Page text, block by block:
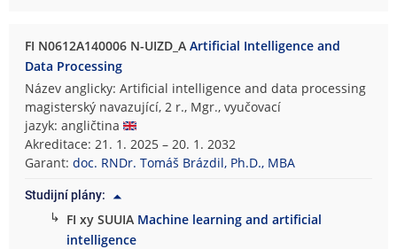
FI N0612A140006 N-UIZD_AArtificial Intelligence and
Data Processing
Název anglicky: Artificial intelligence and data processing
magisterský navazující, 2 r., Mgr., vyučovací
jazyk: angličtina
Akreditace: 21. 1. 2025 – 20. 1. 2032
Garant:doc. RNDr. Tomáš Brázdil, Ph.D., MBA
Studijní plány:
↳ FI xy SUUIA Machine learning and artificial
intelligence